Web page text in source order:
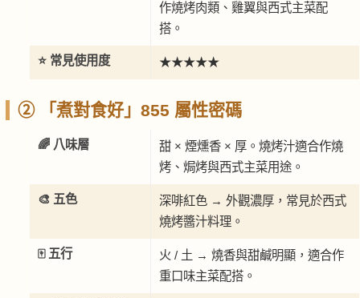
作燒烤肉類、雞翼與西式主菜配
搭。
⭐ 常見使用度 ★★★★★
② 「煮對食好」855 屬性密碼
🌈 八味層
甜 × 煙燻香 × 厚。燒烤汁適合作燒
烤、焗烤與西式主菜用途。
🎨 五色
深啡紅色 → 外觀濃厚，常見於西式
燒烤醬汁料理。
🀄 五行
火 / 土 → 燒香與甜鹹明顯，適合作
重口味主菜配搭。